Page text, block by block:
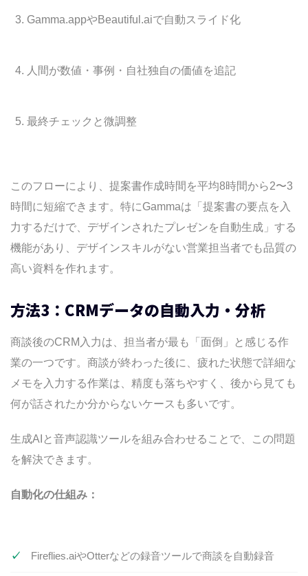
Gamma.appやBeautiful.aiで自動スライド化
人間が数値・事例・自社独自の価値を追記
最終チェックと微調整
このフローにより、提案書作成時間を平均8時間から2〜3
時間に短縮できます。特にGammaは「提案書の要点を入
力するだけで、デザインされたプレゼンを自動生成」する
機能があり、デザインスキルがない営業担当者でも品質の
高い資料を作れます。
方法3：CRMデータの自動入力・分析
商談後のCRM入力は、担当者が最も「面倒」と感じる作
業の一つです。商談が終わった後に、疲れた状態で詳細な
メモを入力する作業は、精度も落ちやすく、後から見ても
何が話されたか分からないケースも多いです。
生成AIと音声認識ツールを組み合わせることで、この問題
を解決できます。
自動化の仕組み：
Fireflies.aiやOtterなどの録音ツールで商談を自動録音